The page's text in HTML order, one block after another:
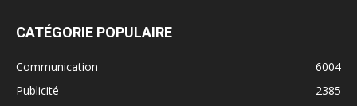
CATÉGORIE POPULAIRE
Communication
6004
Publicité
2385